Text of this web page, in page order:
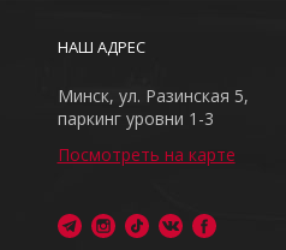
НАШ АДРЕС
Минск, ул. Разинская 5,
паркинг уровни 1-3
Посмотреть на карте